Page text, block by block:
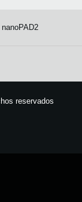
nanoPAD2
reservados